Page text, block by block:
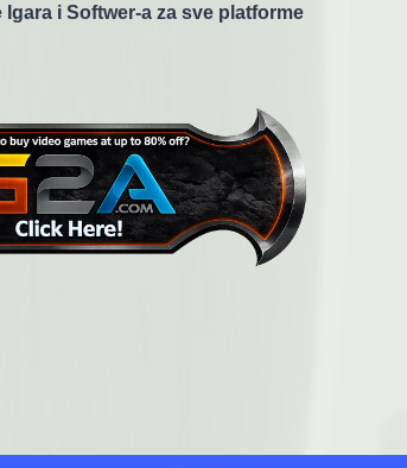
i Softwer-a za sve platforme